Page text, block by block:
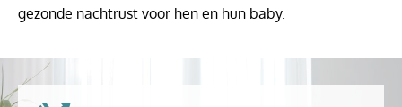
gezonde nachtrust voor hen en hun baby.